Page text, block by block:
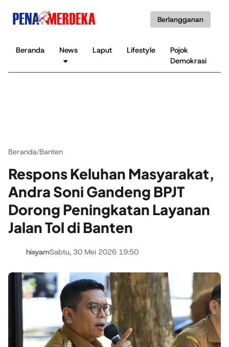
Berlangganan
Beranda News Laput Lifestyle
Pojok
Demokrasi
Beranda/Banten
Respons Keluhan Masyarakat,
Andra Soni Gandeng BPJT
Dorong Peningkatan Layanan
Jalan Tol di Banten
hisyamSabtu, 30 Mei 2026 19:50